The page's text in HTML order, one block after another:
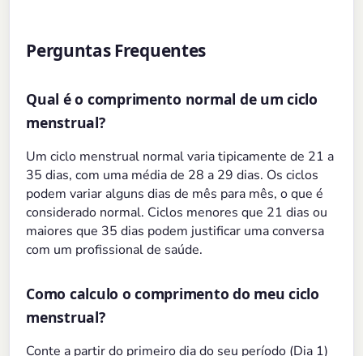
Perguntas Frequentes
Qual é o comprimento normal de um ciclo
menstrual?
Um ciclo menstrual normal varia tipicamente de 21 a
35 dias, com uma média de 28 a 29 dias. Os ciclos
podem variar alguns dias de mês para mês, o que é
considerado normal. Ciclos menores que 21 dias ou
maiores que 35 dias podem justificar uma conversa
com um profissional de saúde.
Como calculo o comprimento do meu ciclo
menstrual?
Conte a partir do primeiro dia do seu período (Dia 1)